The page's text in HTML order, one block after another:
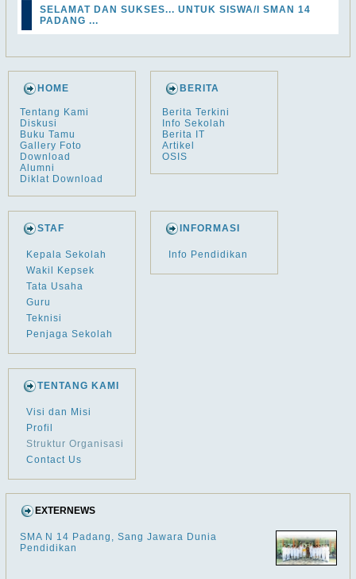
SELAMAT DAN SUKSES... UNTUK SISWA/I SMAN 14
PADANG ...
HOME
Tentang Kami
Diskusi
Buku Tamu
Gallery Foto
Download
Alumni
Diklat Download
BERITA
Berita Terkini
Info Sekolah
Berita IT
Artikel
OSIS
STAF
Kepala Sekolah
Wakil Kepsek
Tata Usaha
Guru
Teknisi
Penjaga Sekolah
INFORMASI
Info Pendidikan
TENTANG KAMI
Visi dan Misi
Profil
Struktur Organisasi
Contact Us
EXTERNEWS
SMA N 14 Padang, Sang Jawara Dunia
Pendidikan